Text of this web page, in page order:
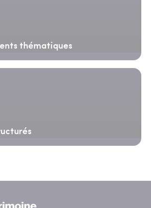
thématiques